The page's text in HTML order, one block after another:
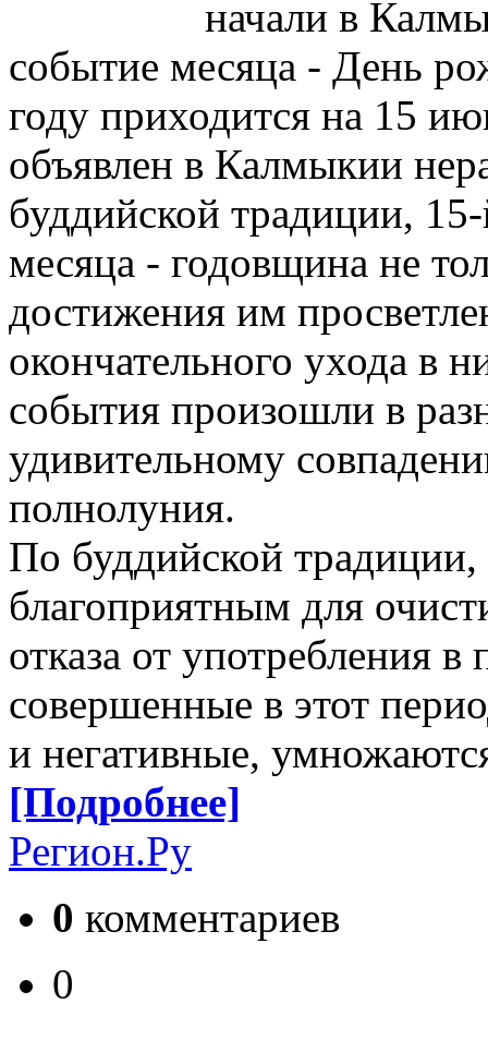
начали в
событие месяца - День
году приходится на 15
объявлен в Калмыкии
буддийской традиции,
месяца - годовщина не
достижения им
окончательного ухода в
события произошли в
удивительному
полнолуния.
По буддийской традиции,
благоприятным для
отказа от употребления
совершенные в этот
и негативные,
[Подробнее]
Регион.Ру
0 комментариев
0